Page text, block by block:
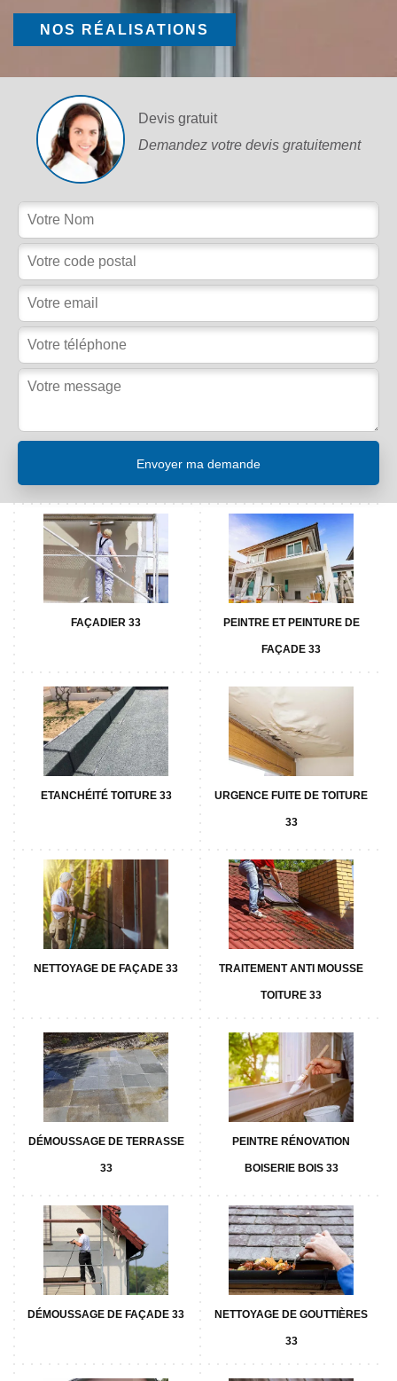
NOS RÉALISATIONS
Devis gratuit
Demandez votre devis gratuitement
FAÇADIER 33 PEINTRE ET PEINTURE DE
FAÇADE 33
ETANCHÉITÉ TOITURE 33 URGENCE FUITE DE TOITURE
33
NETTOYAGE DE FAÇADE 33 TRAITEMENT ANTI MOUSSE
TOITURE 33
DÉMOUSSAGE DE TERRASSE
33
PEINTRE RÉNOVATION
BOISERIE BOIS 33
DÉMOUSSAGE DE FAÇADE 33 NETTOYAGE DE GOUTTIÈRES
33